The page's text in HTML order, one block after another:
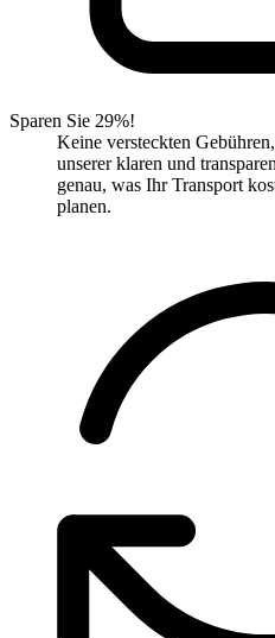
Sparen Sie 29%!
Keine versteckten
unserer klaren und
genau, was Ihr Transport
planen.